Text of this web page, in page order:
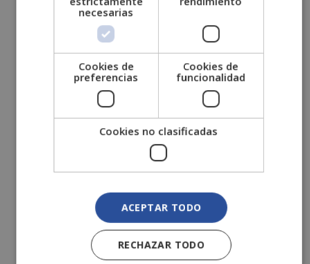
Archivos
febrero 2026
diciembre 2025
febrero 2025
diciembre 2024
necesarias
Cookies de
preferencias
Cookies de
funcionalidad
Cookies no clasificadas
ACEPTAR TODO
RECHAZAR TODO